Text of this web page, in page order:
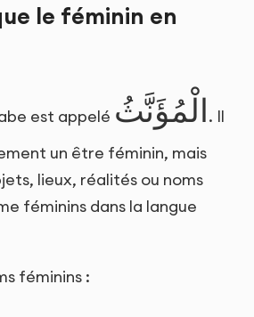
le féminin en
est appelé الْمُؤَنَّثُ
. Il
un être féminin, mais
lieux, réalités ou noms
féminins dans la langue
féminins :